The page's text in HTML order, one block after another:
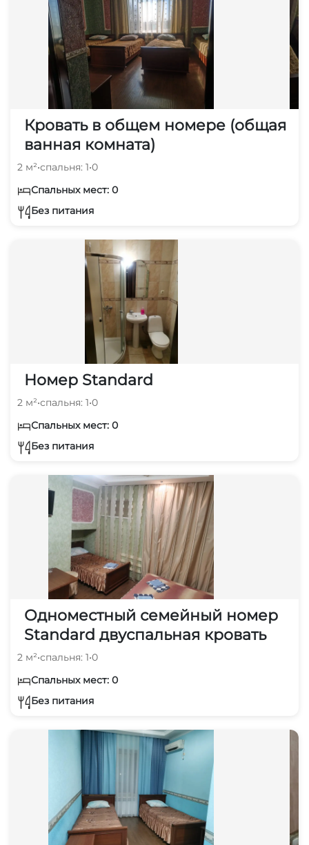
Кровать в общем номере (общая
ванная комната)
2 м²•спальня: 1•0
Спальных мест: 0
Без питания
Номер Standard
2 м²•спальня: 1•0
Спальных мест: 0
Без питания
Одноместный семейный номер
Standard двуспальная кровать
2 м²•спальня: 1•0
Спальных мест: 0
Без питания